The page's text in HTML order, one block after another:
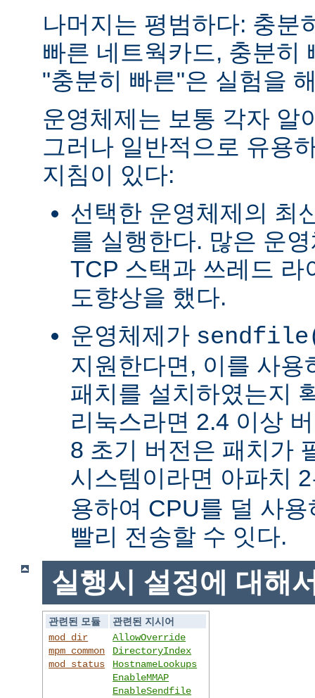
나머지는 평범하다: 충분
빠른 네트웍카드, 충분히
"충분히 빠른"은 실험을
운영체제는 보통 각자 알
그러나 일반적으로 유용
지침이 있다:
선택한 운영체제의 최
를 실행한다. 많은 운
TCP 스택과 쓰레드 라
도향상을 했다.
운영체제가
지원한다면, 이를 사용
패치를 설치하였는지
리눅스라면 2.4 이상
8 초기 버전은 패치가
시스템이라면 아파치
용하여 CPU를 덜 사
빨리 전송할 수 잇다.
실행시 설정에 대해
관련된 모듈
관련된 지시어
mod_dir
mpm_common
mod_status
AllowOverride
DirectoryIndex
HostnameLookups
EnableMMAP
EnableSendfile